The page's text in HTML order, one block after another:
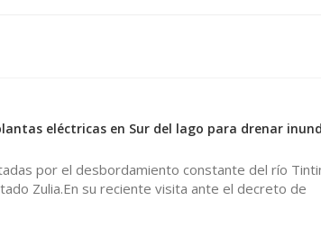
eléctricas en Sur del lago para drenar
por el desbordamiento constante del río
Zulia.En su reciente visita ante el decreto de